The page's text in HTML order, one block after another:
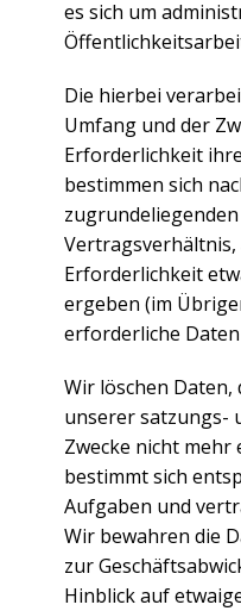
es sich um
Die hierbei
Umfang und der
Erforderlichkeit
bestimmen sich
Vertragsverhältnis,
Erforderlichkeit
ergeben (im
erforderliche
Wir löschen
unserer satzungs-
Zwecke nicht mehr
bestimmt sich
Aufgaben und
Wir bewahren die
zur
Hinblick auf